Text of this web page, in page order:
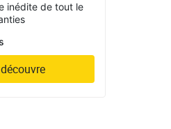
inédite de tout le